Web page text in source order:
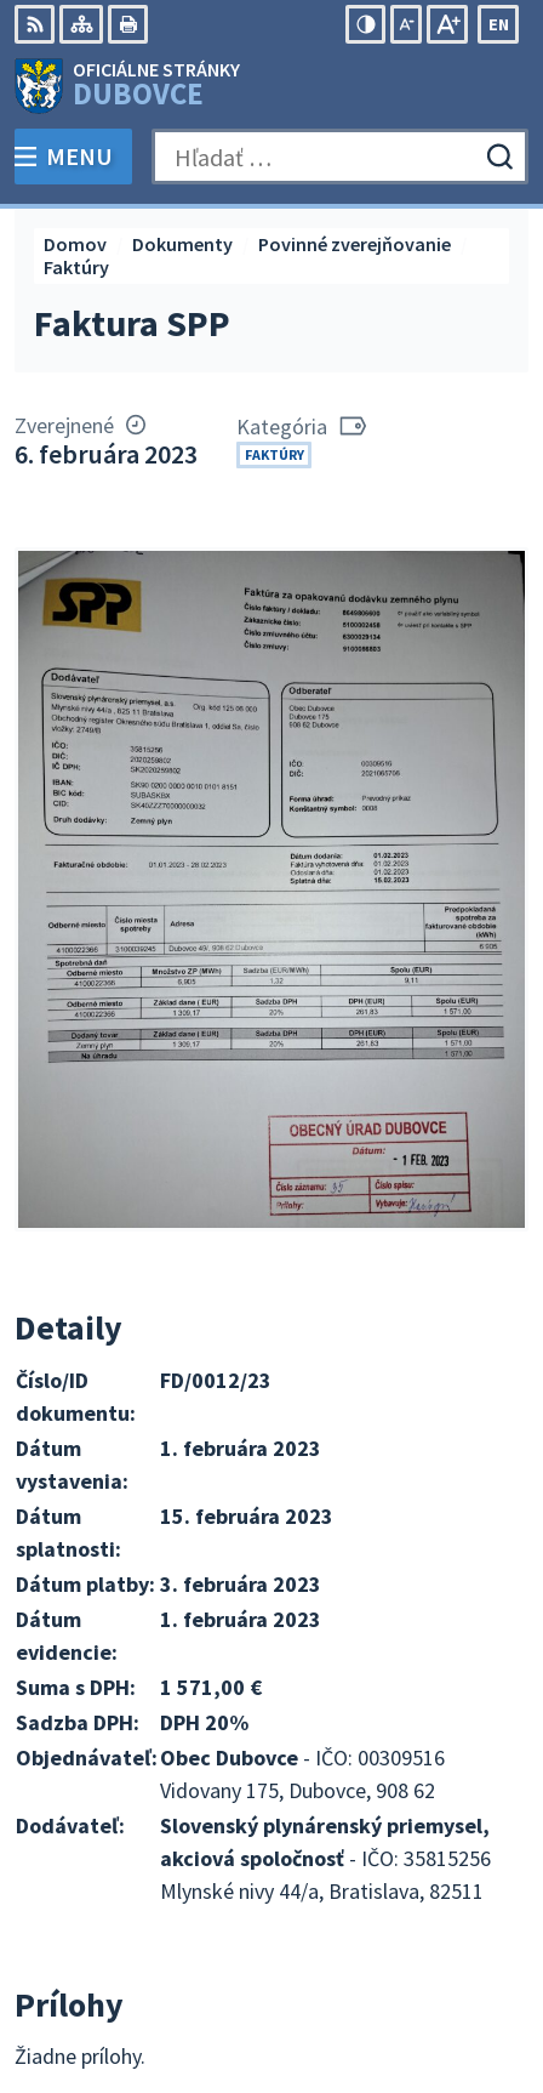
Preskočiť
na
obsah
RSS Mapa
EN
OFICIÁLNE STRÁNKY
DUBOVCE
PREPNÚŤ
MENU Hľadať:
Faktura SPP
Domov Dokumenty
Povinné zverejňovanie
Faktúry
Zverejnené
6. februára 2023
Kategória
FAKTÚRY
Detaily
Číslo/ID
dokumentu:
FD/0012/23
Dátum
vystavenia:
1. februára 2023
Dátum
splatnosti:
15. februára 2023
Dátum platby: 3. februára 2023
Dátum
evidencie:
1. februára 2023
Suma s DPH:
1 571,00 €
Sadzba DPH:
DPH 20%
Objednávateľ:Obec Dubovce - IČO: 00309516
Vidovany 175, Dubovce, 908 62
Dodávateľ:
Slovenský plynárenský priemysel,
akciová spoločnosť - IČO: 35815256
Mlynské nivy 44/a, Bratislava, 82511
Prílohy
Žiadne prílohy.